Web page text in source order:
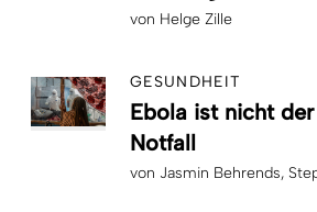
von Helge Zille
GESUNDHEIT
Ebola ist nicht
Notfall
von Jasmin Behrends